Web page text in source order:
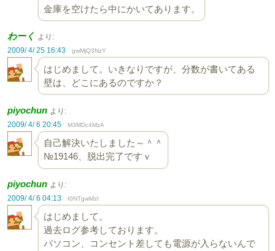
金庫を空けたら中にかいてあります。
わーく より:
2009/ 4/ 25 16:43
gwMjQ3NzY
はじめまして。いきなりですが、分数が書いてある
壁は、どこにあるのですか？
piyochun より:
2009/ 4/ 6 20:45
M3MDc4MzA
自己解決いたしました～＾＾
№19146、脱出完了ですｖ
piyochun より:
2009/ 4/ 6 04:13
I0NTgwMzI
はじめまして。
過去ログ参考しております。
パソコン、コンセント差しても電源が入らないんで